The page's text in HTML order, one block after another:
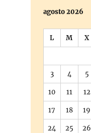
agosto 2026
L M X
3 4 5
10 11 12
17 18 19
24 25 26